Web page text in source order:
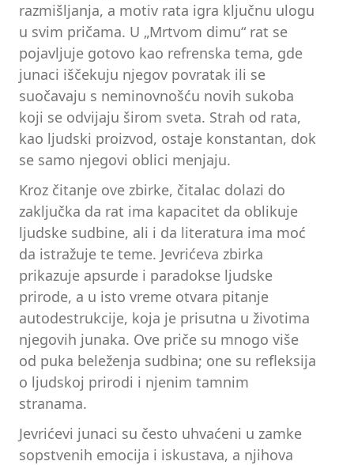
razmišljanja, a motiv rata igra ključnu ulogu
u svim pričama. U „Mrtvom dimu“ rat se
pojavljuje gotovo kao refrenska tema, gde
junaci iščekuju njegov povratak ili se
suočavaju s neminovnošću novih sukoba
koji se odvijaju širom sveta. Strah od rata,
kao ljudski proizvod, ostaje konstantan, dok
se samo njegovi oblici menjaju.
Kroz čitanje ove zbirke, čitalac dolazi do
zaključka da rat ima kapacitet da oblikuje
ljudske sudbine, ali i da literatura ima moć
da istražuje te teme. Jevrićeva zbirka
prikazuje apsurde i paradokse ljudske
prirode, a u isto vreme otvara pitanje
autodestrukcije, koja je prisutna u životima
njegovih junaka. Ove priče su mnogo više
od puka beleženja sudbina; one su refleksija
o ljudskoj prirodi i njenim tamnim
stranama.
Jevrićevi junaci su često uhvaćeni u zamke
sopstvenih emocija i iskustava, a njihova